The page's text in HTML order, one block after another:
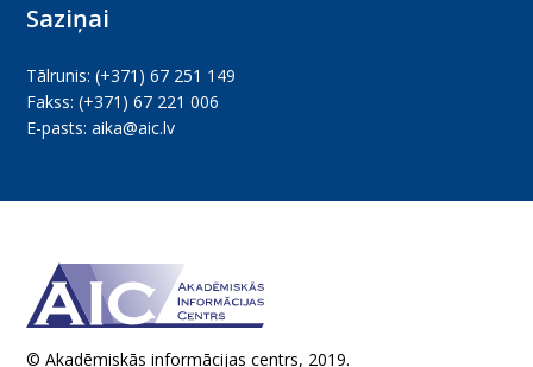
Saziņai
Tālrunis:(+371) 67 251 149
Fakss:(+371) 67 221 006
E-pasts:aika@aic.lv
© Akadēmiskās informācijas centrs, 2019.